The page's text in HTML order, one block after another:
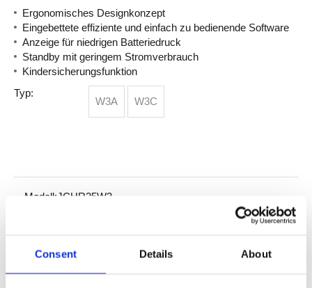
Consent Details About
Ergonomisches Designkonzept
Eingebettete effiziente und einfach zu bedienende Software
Anzeige für niedrigen Batteriedruck
Standby mit geringem Stromverbrauch
Kindersicherungsfunktion
Typ:
W3A W3C
Modell: JCHR35W3